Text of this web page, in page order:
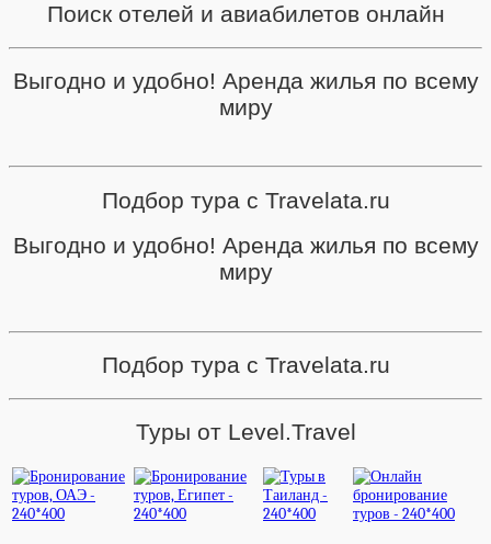
Поиск отелей и авиабилетов онлайн
Выгодно и удобно! Аренда жилья по всему
миру
Подбор тура с Travelata.ru
Выгодно и удобно! Аренда жилья по всему
миру
Подбор тура с Travelata.ru
Туры от Level.Travel